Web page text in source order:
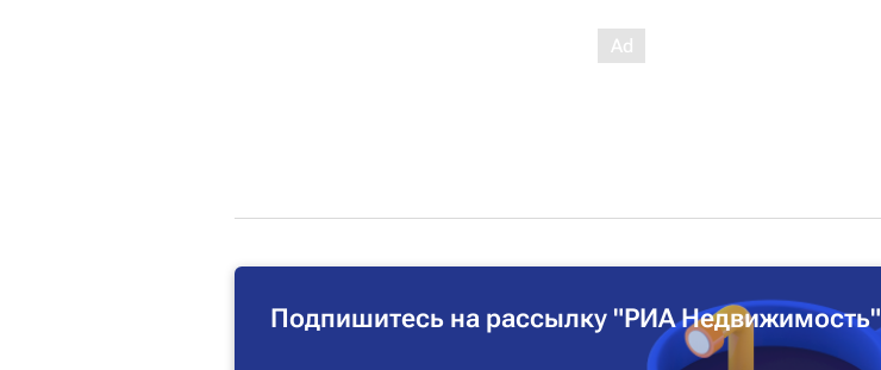
Подпишитесь на рассылку "РИА Недвижимость"